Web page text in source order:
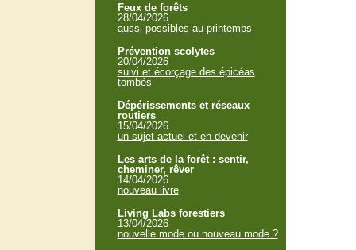
Feux de forêts
28/04/2026
aussi possibles au printemps
Prévention scolytes
20/04/2026
suivi et écorçage des épicéas
tombés
Dépérissements et réseaux
routiers
15/04/2026
un sujet actuel et en devenir
Les arts de la forêt : sentir,
cheminer, rêver
14/04/2026
nouveau livre
Living Labs forestiers
13/04/2026
nouvelle mode ou nouveau mode ?